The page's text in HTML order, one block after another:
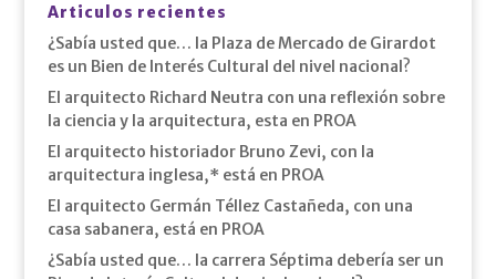
Articulos recientes
¿Sabía usted que… la Plaza de Mercado de Girardot
es un Bien de Interés Cultural del nivel nacional?
El arquitecto Richard Neutra con una reflexión sobre
la ciencia y la arquitectura, esta en PROA
El arquitecto historiador Bruno Zevi, con la
arquitectura inglesa,* está en PROA
El arquitecto Germán Téllez Castañeda, con una
casa sabanera, está en PROA
¿Sabía usted que… la carrera Séptima debería ser un